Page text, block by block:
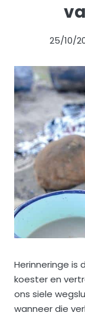
25/10/
Herinneringe is
koester en
ons siele
wanneer die